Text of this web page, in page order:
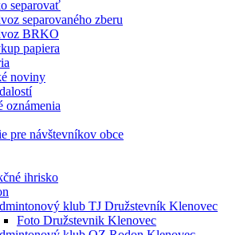
separovať
separovaného zberu
BRKO
papiera
noviny
oznámenia
pre návštevníkov obce
ihrisko
klub TJ Družstevník Klenovec
Foto Družstevnik Klenovec